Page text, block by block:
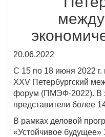
20.06.2022
С 15 по 18 июня 2022
XXV Петербургский
форум (ПМЭФ-2022). В
представители более
В рамках деловой
«Устойчивое будущее»